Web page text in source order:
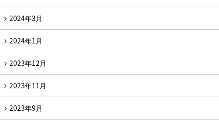
2024年3月
2024年1月
2023年12月
2023年11月
2023年9月